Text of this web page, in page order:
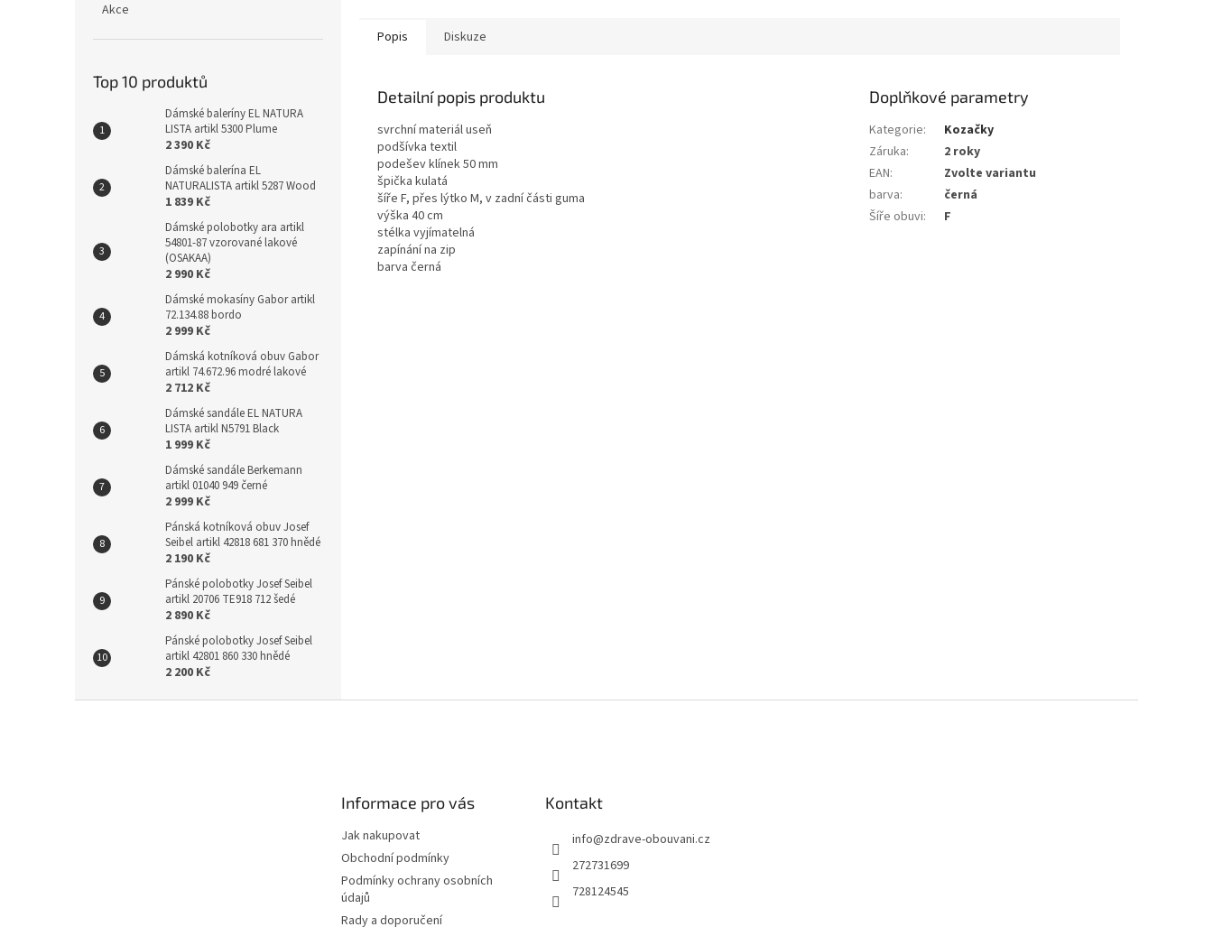
Akce
Top 10 produktů
Dámské baleríny EL NATURA
LISTA artikl 5300 Plume
2 390 Kč
Dámské balerína EL
NATURALISTA artikl 5287 Wood
1 839 Kč
Dámské polobotky ara artikl
54801-87 vzorované lakové
(OSAKAA)
2 990 Kč
Dámské mokasíny Gabor artikl
72.134.88 bordo
2 999 Kč
Dámská kotníková obuv Gabor
artikl 74.672.96 modré lakové
2 712 Kč
Dámské sandále EL NATURA
LISTA artikl N5791 Black
1 999 Kč
Dámské sandále Berkemann
artikl 01040 949 černé
2 999 Kč
Pánská kotníková obuv Josef
Seibel artikl 42818 681 370 hnědé
2 190 Kč
Pánské polobotky Josef Seibel
artikl 20706 TE918 712 šedé
2 890 Kč
Pánské polobotky Josef Seibel
artikl 42801 860 330 hnědé
2 200 Kč
Popis Diskuze
Detailní popis produktu
svrchní materiál useň
podšívka textil
podešev klínek 50 mm
špička kulatá
šíře F, přes lýtko M, v zadní části guma
výška 40 cm
stélka vyjímatelná
zapínání na zip
barva černá
Doplňkové parametry
Kategorie:
Kozačky
Záruka:
2 roky
EAN:
Zvolte variantu
barva:
černá
Šíře obuvi: F
Informace pro vás
Jak nakupovat
Obchodní podmínky
Podmínky ochrany osobních
údajů
Rady a doporučení
Kontakt
info@zdrave-obouvani.cz
272731699
728124545